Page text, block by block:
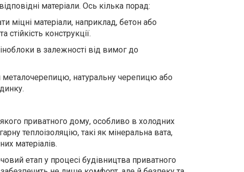
матеріали. Ось кілька порад:
матеріали, наприклад, бетон або
конструкції.
в залежності від вимог до
натуральну черепицю або
приватного дому, особливо в холодних
теплоізоляцію, такі як мінеральна вата,
матеріалів.
етап у процесі будівництва приватного